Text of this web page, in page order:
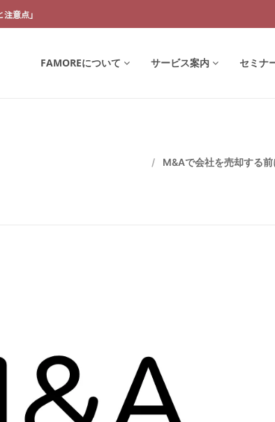
意点」
FAMOREについて サービス案内 セミナ
M&Aで会社を売却する